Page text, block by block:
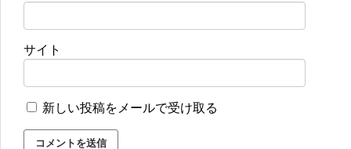
サイト
新しい投稿をメールで受け取る